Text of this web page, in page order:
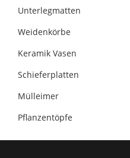
Unterlegmatten
Weidenkörbe
Keramik Vasen
Schieferplatten
Mülleimer
Pflanzentöpfe